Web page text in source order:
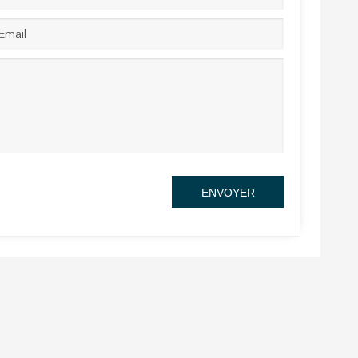
ENVOYER